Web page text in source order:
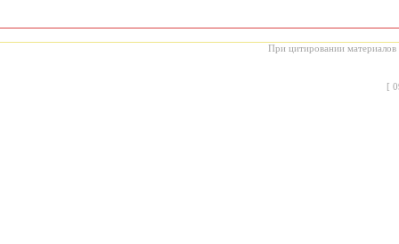
При цитировании материалов
[